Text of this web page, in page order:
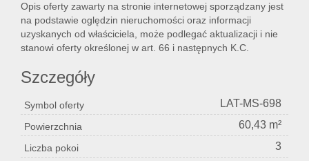
Opis oferty zawarty na stronie internetowej sporządzany jest
na podstawie oględzin nieruchomości oraz informacji
uzyskanych od właściciela, może podlegać aktualizacji i nie
stanowi oferty określonej w art. 66 i następnych K.C.
Szczegóły
Symbol oferty LAT-MS-698
Powierzchnia 60,43 m²
Liczba pokoi 3